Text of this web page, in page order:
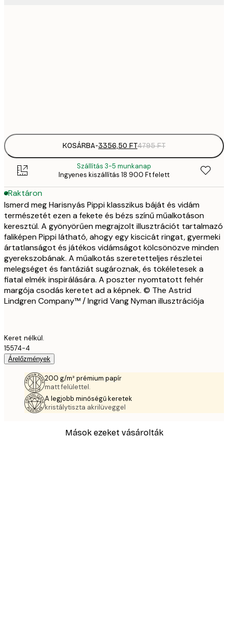
KOSÁRBA-3356,50 FT4795 FT
Szállítás 3-5 munkanap
Ingyenes kiszállítás 18 900 Ft felett
Raktáron
Ismerd meg Harisnyás Pippi klasszikus báját és vidám
természetét ezen a fekete és bézs színű műalkotáson
keresztül. A gyönyörűen megrajzolt illusztrációt tartalmazó
faliképen Pippi látható, ahogy egy kiscicát ringat, gyermeki
ártatlanságot és játékos vidámságot kölcsönözve minden
gyerekszobának. A műalkotás szeretetteljes részletei
melegséget és fantáziát sugároznak, és tökéletesek a
fiatal elmék inspirálására. A poszter nyomtatott fehér
margója csodás keretet ad a képnek. © The Astrid
Lindgren Company™ / Ingrid Vang Nyman illusztrációja
Keret nélkül.
15574-4
Árelőzmények
200 g/m² prémium papír
matt felülettel.
A legjobb minőségű keretek
kristálytiszta akrilüveggel
Mások ezeket vásárolták